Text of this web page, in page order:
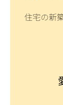
住宅の新